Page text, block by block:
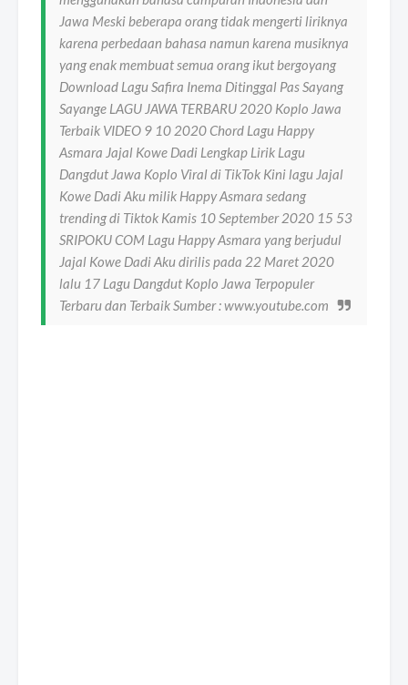
Jawa Meski beberapa orang tidak mengerti liriknya
karena perbedaan bahasa namun karena musiknya
yang enak membuat semua orang ikut bergoyang
Download Lagu Safira Inema Ditinggal Pas Sayang
Sayange LAGU JAWA TERBARU 2020 Koplo Jawa
Terbaik VIDEO 9 10 2020 Chord Lagu Happy
Asmara Jajal Kowe Dadi Lengkap Lirik Lagu
Dangdut Jawa Koplo Viral di TikTok Kini lagu Jajal
Kowe Dadi Aku milik Happy Asmara sedang
trending di Tiktok Kamis 10 September 2020 15 53
SRIPOKU COM Lagu Happy Asmara yang berjudul
Jajal Kowe Dadi Aku dirilis pada 22 Maret 2020
lalu 17 Lagu Dangdut Koplo Jawa Terpopuler
Terbaru dan Terbaik Sumber : www.youtube.com